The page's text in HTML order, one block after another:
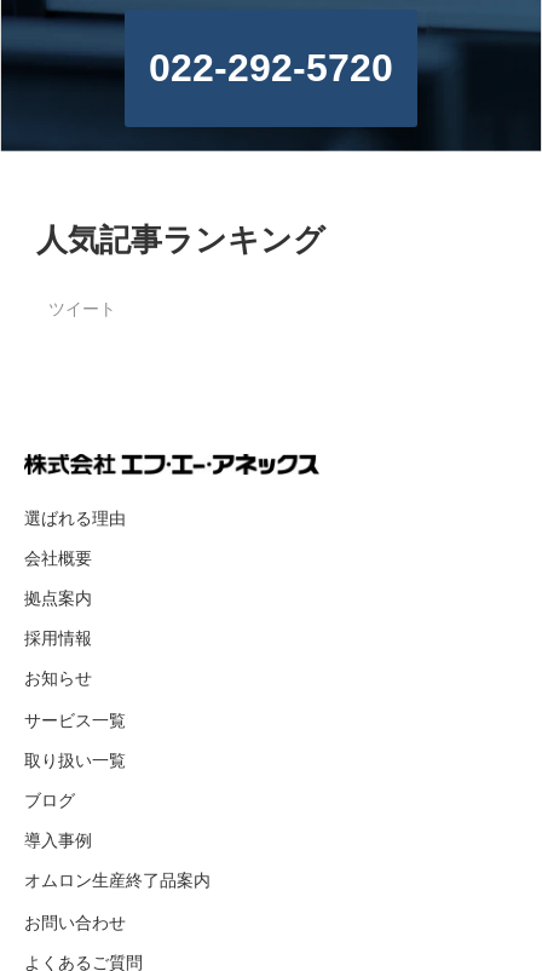
022-292-5720
人気記事ランキング
ツイート
選ばれる理由
会社概要
拠点案内
採用情報
お知らせ
サービス一覧
取り扱い一覧
ブログ
導入事例
オムロン生産終了品案内
お問い合わせ
よくあるご質問